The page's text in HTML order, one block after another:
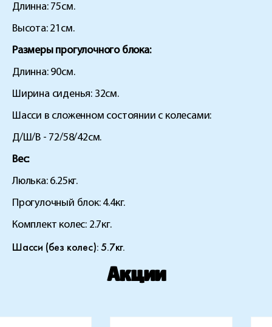
Длинна: 75см.
Высота: 21см.
Размеры прогулочного блока:
Длинна: 90см.
Ширина сиденья: 32см.
Шасси в сложенном состоянии с колесами:
Д/Ш/В - 72/58/42см.
Вес:
Люлька: 6.25кг.
Прогулочный блок: 4.4кг.
Комплект колес: 2.7кг.
Шасси (без колес): 5.7кг.
Акции